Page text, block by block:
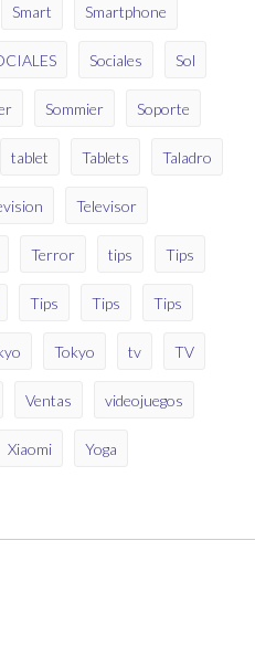
Smart Smartphone
Sociales Sol
Sommier Soporte
tablet Tablets Taladro
Televisor
Terror tips Tips
Tips Tips Tips
Tokyo tv TV
Ventas videojuegos
Xiaomi Yoga